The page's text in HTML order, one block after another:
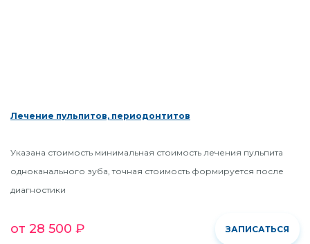
Лечение пульпитов, периодонтитов
Указана стоимость минимальная стоимость лечения пульпита
одноканального зуба, точная стоимость формируется после
диагностики
от 28 500 ₽ ЗАПИСАТЬСЯ